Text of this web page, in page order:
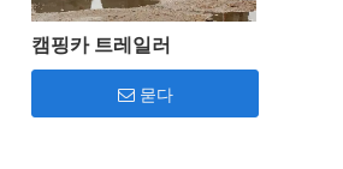
캠핑카 트레일러
묻다